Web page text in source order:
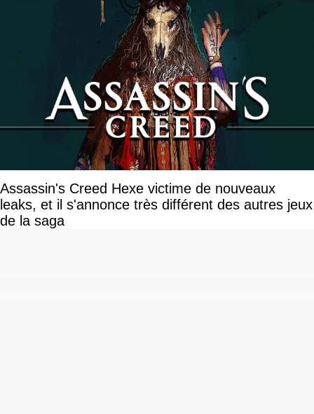
Assassin's Creed Hexe victime de nouveaux
leaks, et il s'annonce très différent des autres jeux
de la saga